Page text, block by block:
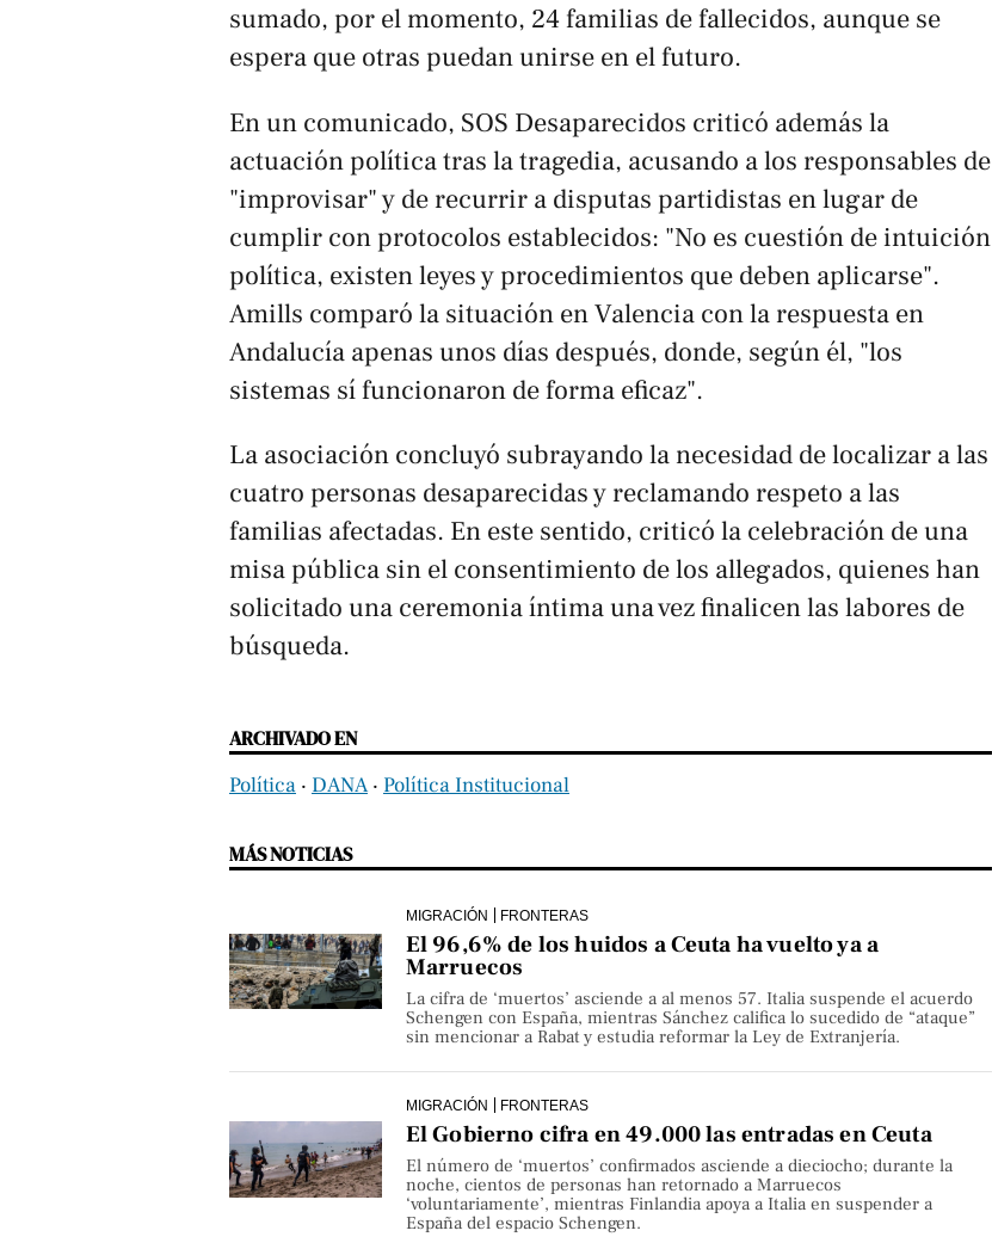
sumado, por el momento, 24 familias de fallecidos, aunque se
espera que otras puedan unirse en el futuro.
En un comunicado, SOS Desaparecidos criticó además la
actuación política tras la tragedia, acusando a los responsables de
"improvisar" y de recurrir a disputas partidistas en lugar de
cumplir con protocolos establecidos: "No es cuestión de intuición
política, existen leyes y procedimientos que deben aplicarse".
Amills comparó la situación en Valencia con la respuesta en
Andalucía apenas unos días después, donde, según él, "los
sistemas sí funcionaron de forma eficaz".
La asociación concluyó subrayando la necesidad de localizar a las
cuatro personas desaparecidas y reclamando respeto a las
familias afectadas. En este sentido, criticó la celebración de una
misa pública sin el consentimiento de los allegados, quienes han
solicitado una ceremonia íntima una vez finalicen las labores de
búsqueda.
ARCHIVADO EN
Política ‧ DANA‧ Política Institucional
MÁS NOTICIAS
MIGRACIÓN FRONTERAS
El 96,6% de los huidos a Ceuta ha vuelto ya a
Marruecos
La cifra de ‘muertos’ asciende a al menos 57. Italia suspende el acuerdo
Schengen con España, mientras Sánchez califica lo sucedido de “ataque”
sin mencionar a Rabat y estudia reformar la Ley de Extranjería.
MIGRACIÓN FRONTERAS
El Gobierno cifra en 49.000 las entradas en Ceuta
El número de ‘muertos’ confirmados asciende a dieciocho; durante la
noche, cientos de personas han retornado a Marruecos
‘voluntariamente’, mientras Finlandia apoya a Italia en suspender a
España del espacio Schengen.